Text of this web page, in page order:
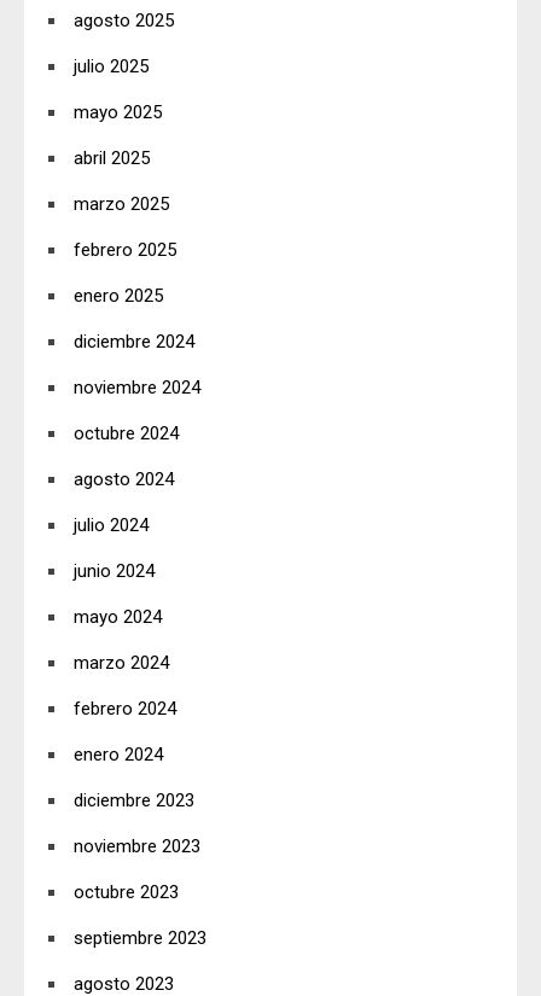
agosto 2025
julio 2025
mayo 2025
abril 2025
marzo 2025
febrero 2025
enero 2025
diciembre 2024
noviembre 2024
octubre 2024
agosto 2024
julio 2024
junio 2024
mayo 2024
marzo 2024
febrero 2024
enero 2024
diciembre 2023
noviembre 2023
octubre 2023
septiembre 2023
agosto 2023